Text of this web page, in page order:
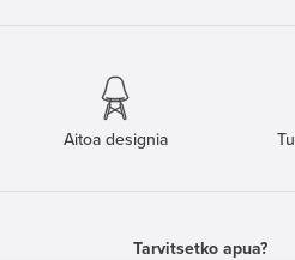
Aitoa designia
Tarvitsetko apua?